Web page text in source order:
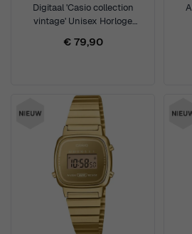
Digitaal 'Casio collection
vintage' Unisex Horloge
€ 79,90